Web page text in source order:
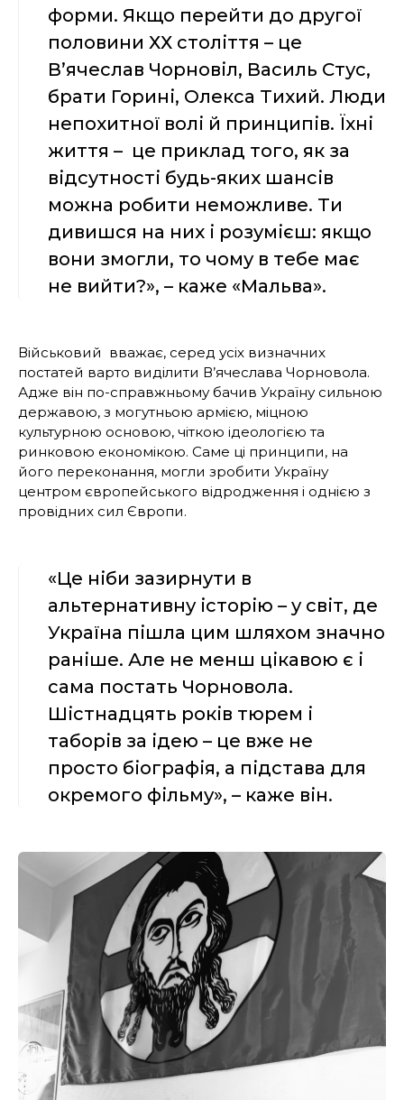
форми. Якщо перейти до другої
половини ХХ століття – це
В’ячеслав Чорновіл, Василь Стус,
брати Горині, Олекса Тихий. Люди
непохитної волі й принципів. Їхні
життя – це приклад того, як за
відсутності будь-яких шансів
можна робити неможливе. Ти
дивишся на них і розумієш: якщо
вони змогли, то чому в тебе має
не вийти?», – каже «Мальва».
Військовий вважає, серед усіх визначних
постатей варто виділити В’ячеслава Чорновола.
Адже він по-справжньому бачив Україну сильною
державою, з могутньою армією, міцною
культурною основою, чіткою ідеологією та
ринковою економікою. Саме ці принципи, на
його переконання, могли зробити Україну
центром європейського відродження і однією з
провідних сил Європи.
«Це ніби зазирнути в
альтернативну історію – у світ, де
Україна пішла цим шляхом значно
раніше. Але не менш цікавою є і
сама постать Чорновола.
Шістнадцять років тюрем і
таборів за ідею – це вже не
просто біографія, а підстава для
окремого фільму», – каже він.